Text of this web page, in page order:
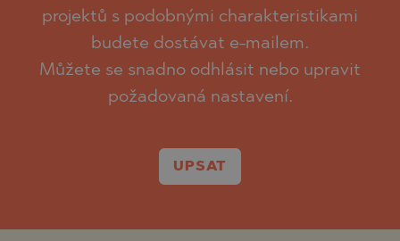
projektů s podobnými charakteristikami
budete dostávat e-mailem.
Můžete se snadno odhlásit nebo upravit
požadovaná nastavení.
UPSAT